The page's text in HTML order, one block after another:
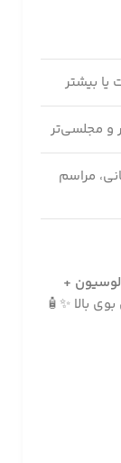
و مجلسی‌تر
مراسم
لوسیون +
بالا ✨🧴